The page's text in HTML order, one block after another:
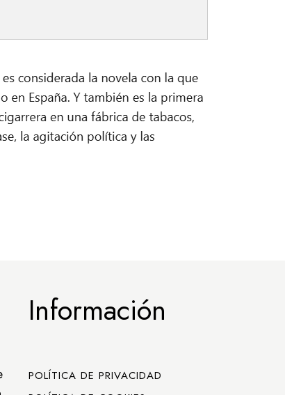
Información
POLÍTICA DE PRIVACIDAD